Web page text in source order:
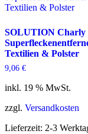
SOLUTION Charly
Textilien & Polster
9,06 €
inkl. 19 % MwSt.
zzgl. Versandkosten
Lieferzeit: 2-3